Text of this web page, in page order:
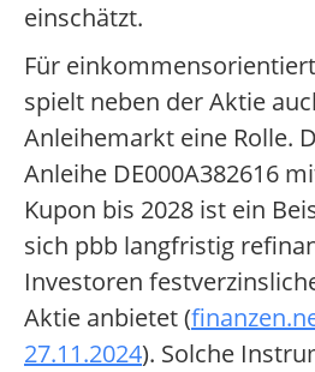
einschätzt.
Für
spielt neben der Aktie
Anleihemarkt eine Rolle.
Anleihe DE000A382616
Kupon bis 2028 ist ein
sich pbb langfristig
Investoren
Aktie anbietet (
27.11.2024). Solche